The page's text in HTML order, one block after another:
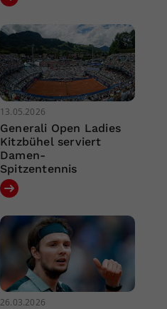
13.05.2026
Generali Open Ladies
Kitzbühel serviert
Damen-
Spitzentennis
26.03.2026